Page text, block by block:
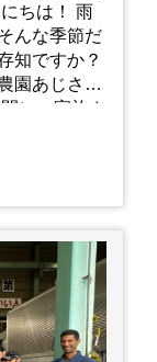
ちは！ 雨
んな季節だ
知ですか？
園あじさい
に、家族や
い屋敷の魅
。約18,000
250種類以
れていま
道が整備さ
るような感